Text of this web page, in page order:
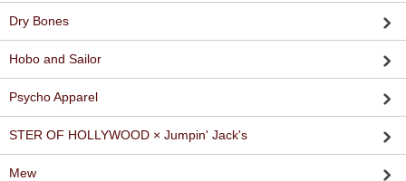
Dry Bones
Hobo and Sailor
Psycho Apparel
STER OF HOLLYWOOD × Jumpin' Jack's
Mew